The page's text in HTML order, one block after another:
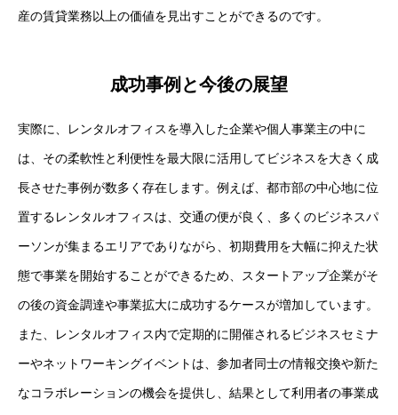
産の賃貸業務以上の価値を見出すことができるのです。
成功事例と今後の展望
実際に、レンタルオフィスを導入した企業や個人事業主の中に
は、その柔軟性と利便性を最大限に活用してビジネスを大きく成
長させた事例が数多く存在します。例えば、都市部の中心地に位
置するレンタルオフィスは、交通の便が良く、多くのビジネスパ
ーソンが集まるエリアでありながら、初期費用を大幅に抑えた状
態で事業を開始することができるため、スタートアップ企業がそ
の後の資金調達や事業拡大に成功するケースが増加しています。
また、レンタルオフィス内で定期的に開催されるビジネスセミナ
ーやネットワーキングイベントは、参加者同士の情報交換や新た
なコラボレーションの機会を提供し、結果として利用者の事業成